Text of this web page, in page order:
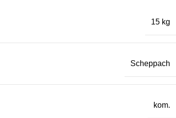
15 kg
Scheppach
kom.